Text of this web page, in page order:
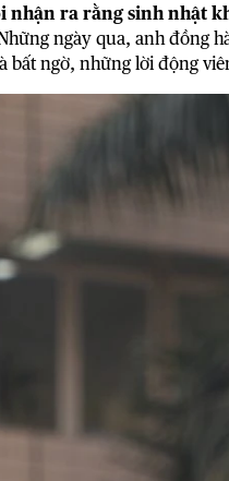
nhận ra rằng sinh nhật
ngày qua, anh đồng
ngờ, những lời động